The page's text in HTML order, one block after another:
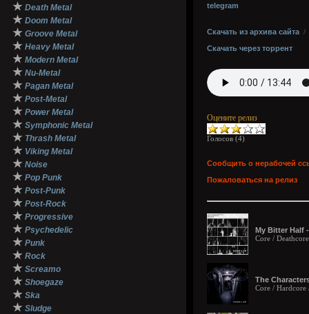
★ Death Metal
★ Doom Metal
★ Groove Metal
★ Heavy Metal
★ Modern Metal
★ Nu-Metal
★ Pagan Metal
★ Post-Metal
★ Power Metal
★ Symphonic Metal
★ Thrash Metal
★ Viking Metal
★ Noise
★ Pop Punk
★ Post-Punk
★ Post-Rock
★ Progressive
★ Psychedelic
★ Punk
★ Rock
★ Screamo
★ Shoegaze
★ Ska
★ Sludge
telegram
Скачать из архива сайта /
Скачать через торрент
Оцените релиз
Голосов (4)
Сообщить о нерабочей
Пожаловаться на релиз
My Bitter Half
Core /
The
Core /